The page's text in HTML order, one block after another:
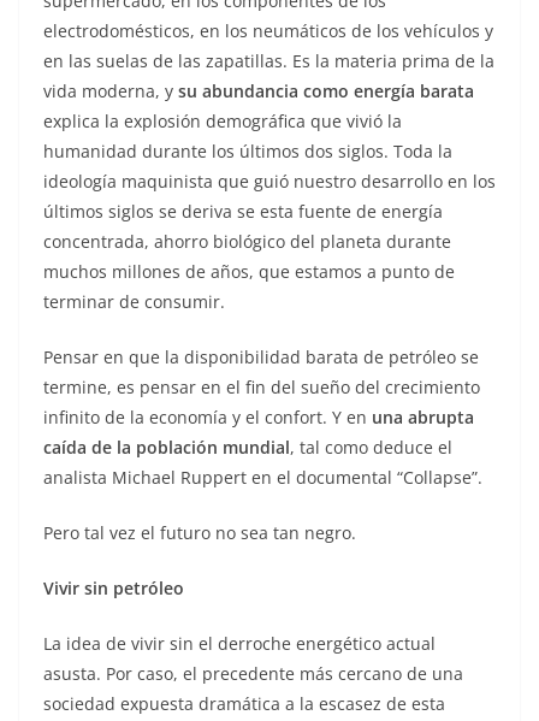
electrodomésticos, en los neumáticos de los vehículos y
en las suelas de las zapatillas. Es la materia prima de la
vida moderna, y su abundancia como energía barata
explica la explosión demográfica que vivió la
humanidad durante los últimos dos siglos. Toda la
ideología maquinista que guió nuestro desarrollo en los
últimos siglos se deriva se esta fuente de energía
concentrada, ahorro biológico del planeta durante
muchos millones de años, que estamos a punto de
terminar de consumir.
Pensar en que la disponibilidad barata de petróleo se
termine, es pensar en el fin del sueño del crecimiento
infinito de la economía y el confort. Y en una abrupta
caída de la población mundial, tal como deduce el
analista Michael Ruppert en el documental “Collapse”.
Pero tal vez el futuro no sea tan negro.
Vivir sin petróleo
La idea de vivir sin el derroche energético actual
asusta. Por caso, el precedente más cercano de una
sociedad expuesta dramática a la escasez de esta